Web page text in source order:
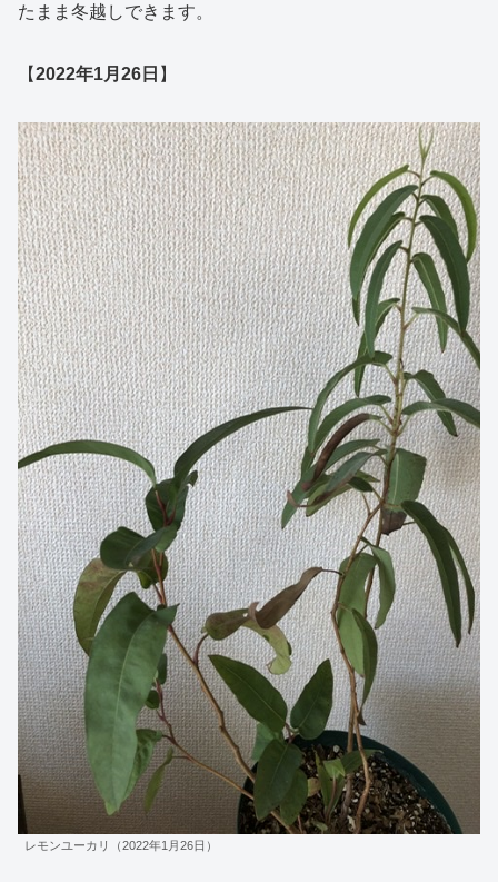
たまま冬越しできます。
【2022年1月26日 】
レモンユーカリ（2022年1月26日）